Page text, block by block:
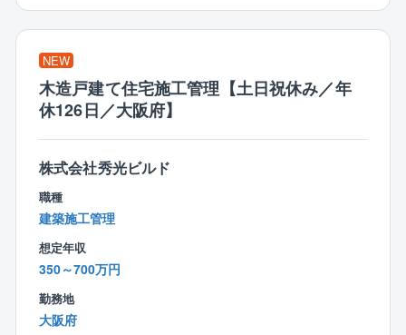
■大阪と東京で7ユニットに分かれた組織構成です。
（1ユニット：5～8名）
■内訳
【働き方】
裁量度の高い働き方が可能です
■完全週休二日
■フレックスタイム制
■状況に応じてリモートワークの実施を可
※案件が全国で発生するため日帰りでの出張は盛んに生
じます
▼ご希望に合うプランの提案
▼見積書や契約書の作成、手続
▼竣工時の立ち合い、引継ぎ
▼お引渡し、アフターフォロー
業務は明確に分業されており、設計、施工管理、アフ
ターなどの専門スタッフと連携しながら、営業はお客
様対応に集中できます。
【稼げる！報酬システム】
＼実力に合った収入を、着実に大きく伸ばせる／
●契約金額に応じてインセンティブを支給
●賞与は成果変動型で、1回200～400万円の実績あり
プレイヤーが多数活躍中
NEW
木造戸建て住宅施工管理【土日祝休み／年
休126日／大阪府】
株式会社秀光ビルド
職種
建築施工管理
想定年収
350～700万円
勤務地
大阪府